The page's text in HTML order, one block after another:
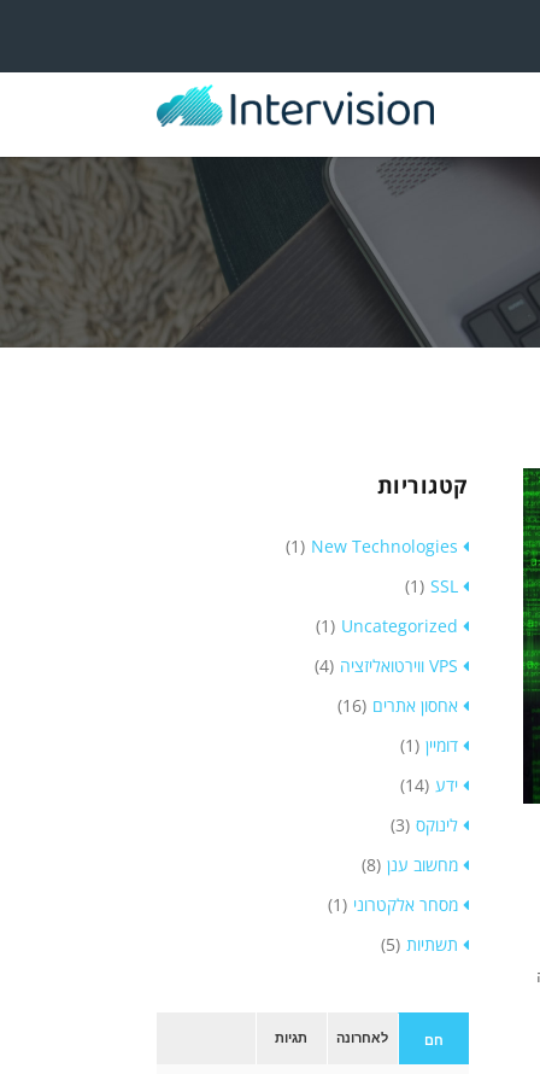
קטגוריות
New Technologies
(1)
SSL
(1)
Uncategorized
(1)
VPS ווירטואליזציה
(4)
אחסון אתרים (16)
דומיין (1)
ידע (14)
לינוקס (3)
מחשוב ענן (8)
מסחר אלקטרוני (1)
תשתיות (5)
חם לאחרונה תגיות